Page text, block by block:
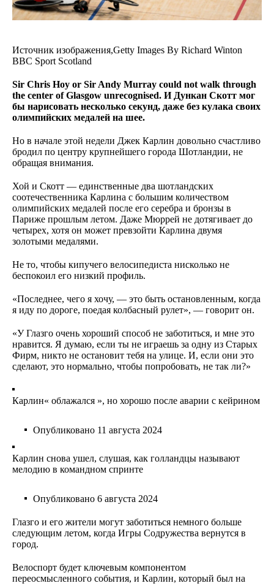
Источник изображения,Getty Images By Richard Winton
BBC Sport Scotland
Sir Chris Hoy or Sir Andy Murray could not walk through
the center of Glasgow unrecognised. И Дункан Скотт мог
бы нарисовать несколько секунд, даже без кулака своих
олимпийских медалей на шее.
Но в начале этой недели Джек Карлин довольно счастливо
бродил по центру крупнейшего города Шотландии, не
обращая внимания.
Хой и Скотт — единственные два шотландских
соотечественника Карлина с большим количеством
олимпийских медалей после его серебра и бронзы в
Париже прошлым летом. Даже Мюррей не дотягивает до
четырех, хотя он может превзойти Карлина двумя
золотыми медалями.
Не то, чтобы кипучего велосипедиста нисколько не
беспокоил его низкий профиль.
«Последнее, чего я хочу, — это быть остановленным, когда
я иду по дороге, поедая колбасный рулет», — говорит он.
«У Глазго очень хороший способ не заботиться, и мне это
нравится. Я думаю, если ты не играешь за одну из Старых
Фирм, никто не остановит тебя на улице. И, если они это
сделают, это нормально, чтобы попробовать, не так ли?»
Карлин« облажался », но хорошо после аварии с кейрином
Опубликовано 11 августа 2024
Карлин снова ушел, слушая, как голландцы называют
мелодию в командном спринте
Опубликовано 6 августа 2024
Глазго и его жители могут заботиться немного больше
следующим летом, когда Игры Содружества вернутся в
город.
Велоспорт будет ключевым компонентом
переосмысленного события, и Карлин, который был на